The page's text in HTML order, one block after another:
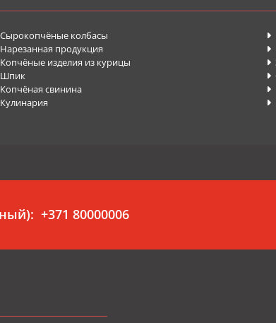
колбасы
продукция
изделия из курицы
свинина






+371 80000006